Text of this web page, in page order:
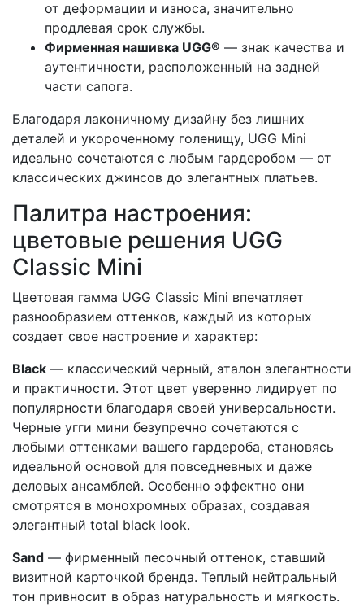
от деформации и износа, значительно
продлевая срок службы.
Фирменная нашивка UGG® — знак качества и
аутентичности, расположенный на задней
части сапога.
Благодаря лаконичному дизайну без лишних
деталей и укороченному голенищу, UGG Mini
идеально сочетаются с любым гардеробом — от
классических джинсов до элегантных платьев.
Палитра настроения:
цветовые решения UGG
Classic Mini
Цветовая гамма UGG Classic Mini впечатляет
разнообразием оттенков, каждый из которых
создает свое настроение и характер:
Black — классический черный, эталон элегантности
и практичности. Этот цвет уверенно лидирует по
популярности благодаря своей универсальности.
Черные угги мини безупречно сочетаются с
любыми оттенками вашего гардероба, становясь
идеальной основой для повседневных и даже
деловых ансамблей. Особенно эффектно они
смотрятся в монохромных образах, создавая
элегантный total black look.
Sand — фирменный песочный оттенок, ставший
визитной карточкой бренда. Теплый нейтральный
тон привносит в образ натуральность и мягкость.